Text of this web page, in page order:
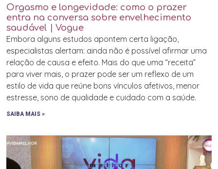
Orgasmo e longevidade: como o prazer
entra na conversa sobre envelhecimento
saudável | Vogue
Embora alguns estudos apontem certa ligação,
especialistas alertam: ainda não é possível afirmar uma
relação de causa e efeito. Mais do que uma “receita”
para viver mais, o prazer pode ser um reflexo de um
estilo de vida que reúne bons vínculos afetivos, menor
estresse, sono de qualidade e cuidado com a saúde.
SAIBA MAIS »